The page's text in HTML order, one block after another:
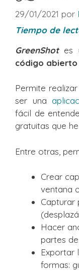
29/01/2021 por
Tiempo de
GreenShot es
código abierto
Permite
ser una
fácil de
gratuitas que
Entre otras,
Crear
ventana
Capturar
Hacer
partes
Exportar
formas: